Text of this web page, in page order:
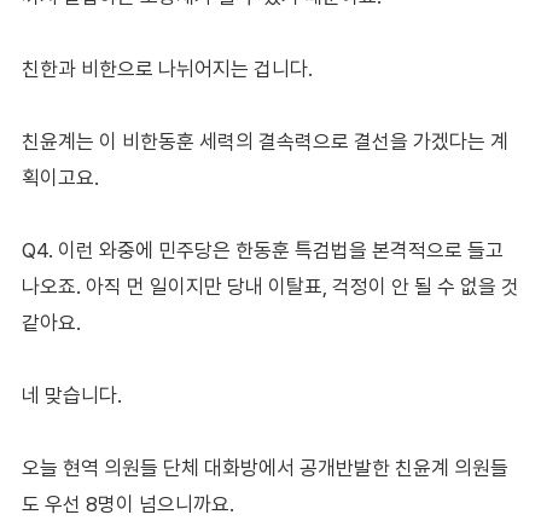
친한과 비한으로 나뉘어지는 겁니다.
친윤계는 이 비한동훈 세력의 결속력으로 결선을 가겠다는 계
획이고요.
Q4. 이런 와중에 민주당은 한동훈 특검법을 본격적으로 들고
나오죠. 아직 먼 일이지만 당내 이탈표, 걱정이 안 될 수 없을 것
같아요.
네 맞습니다.
오늘 현역 의원들 단체 대화방에서 공개반발한 친윤계 의원들
도 우선 8명이 넘으니까요.